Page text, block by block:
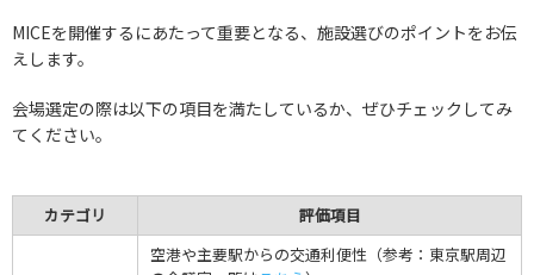
MICEを開催するにあたって重要となる、施設選びのポイントをお伝
えします。
会場選定の際は以下の項目を満たしているか、ぜひチェックしてみ
てください。
カテゴリ
評価項目
空港や主要駅からの交通利便性（参考：東京駅周辺